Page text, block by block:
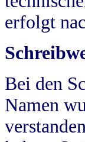
erfolgt
Bei den
Namen